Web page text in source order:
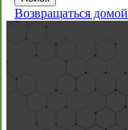
Возвращаться домой